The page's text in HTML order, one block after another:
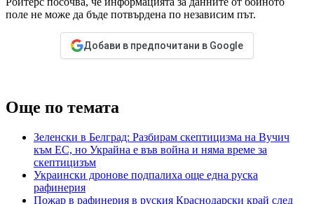
поле не може да бъде потвърдена по независим път.
Добави в предпочитани в Google
Още по темата
Зеленски в Белград: Разбирам скептицизма на Вучич
към ЕС, но Украйна е във война и няма време за
скептицизъм
Украински дронове подпалиха още една руска
рафинерия
Пожар в рафинерия в руския Краснодарски край след